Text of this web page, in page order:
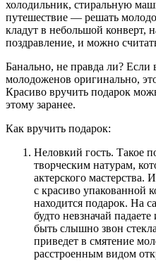
холодильник, стиральную
путешествие — решать
кладут в небольшой конверт,
поздравление, и можно
Банально, не правда ли? Если
молодоженов оригинально,
Красиво вручить подарок
этому заранее.
Как вручить подарок:
Неловкий гость. Такое
творческим натурам,
актерского мастерства.
с красиво упакованной
находится подарок. На
будто невзначай
быть слышно звон
приведет в смятение
расстроенным видом